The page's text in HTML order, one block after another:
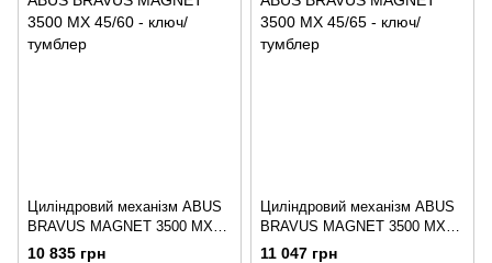
Циліндровий механізм ABUS
BRAVUS MAGNET 3500 MX
45/60 - ключ/тумблер
10 835 грн
Циліндровий механізм ABUS
BRAVUS MAGNET 3500 MX
45/65 - ключ/тумблер
11 047 грн